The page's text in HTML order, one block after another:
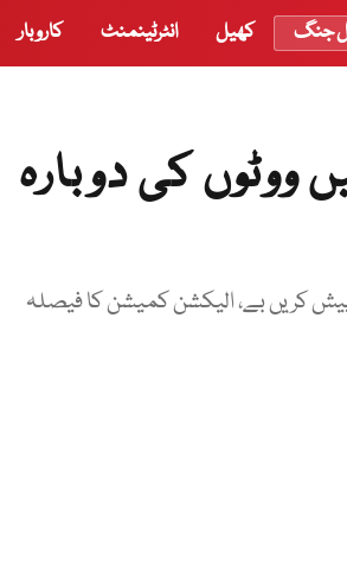
جنگ کھیل انٹرٹینمنٹ کاروبار
کی 6 یوسیز میں ووٹوں کی دوبارہ
پیش کریں بے، الیکشن کمیشن کا فیصلہ